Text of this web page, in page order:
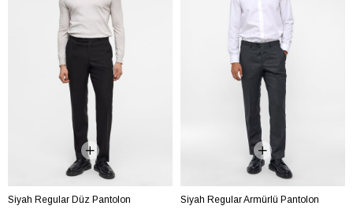
Siyah Regular Düz Pantolon Siyah Regular Armürlü Pantolon